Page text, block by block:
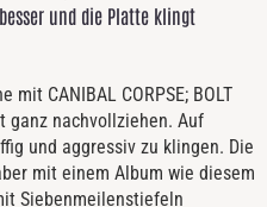
und die Platte klingt
CANIBAL CORPSE; BOLT
ganz nachvollziehen. Auf
und aggressiv zu klingen. Die
mit einem Album wie diesem
Siebenmeilenstiefeln